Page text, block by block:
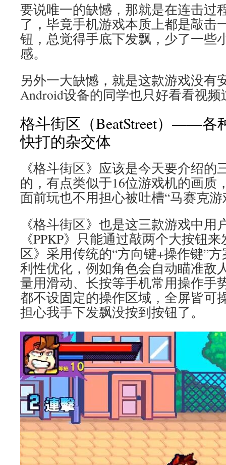
要说唯一的缺憾，那就是在连击过
了，毕竟手机游戏本质上都是敲击
钮，总觉得手底下发飘，少了一些
感。
另外一大缺憾，就是这款游戏没有
Android设备的同学也只好看看视频
格斗街区（BeatStreet）——各
快打的杂交体
《格斗街区》应该是今天要介绍的
的，有点类似于16位游戏机的画质
面前玩也不用担心被吐槽“马赛克游
《格斗街区》也是这三款游戏中用
《PPKP》只能通过敲两个大按钮
区》采用传统的“方向键+操作键”
利性优化，例如角色会自动瞄准敌
量用滑动、长按等手机常用操作手
都不设固定的操作区域，全屏皆可
担心我手下发飘没按到按钮了。